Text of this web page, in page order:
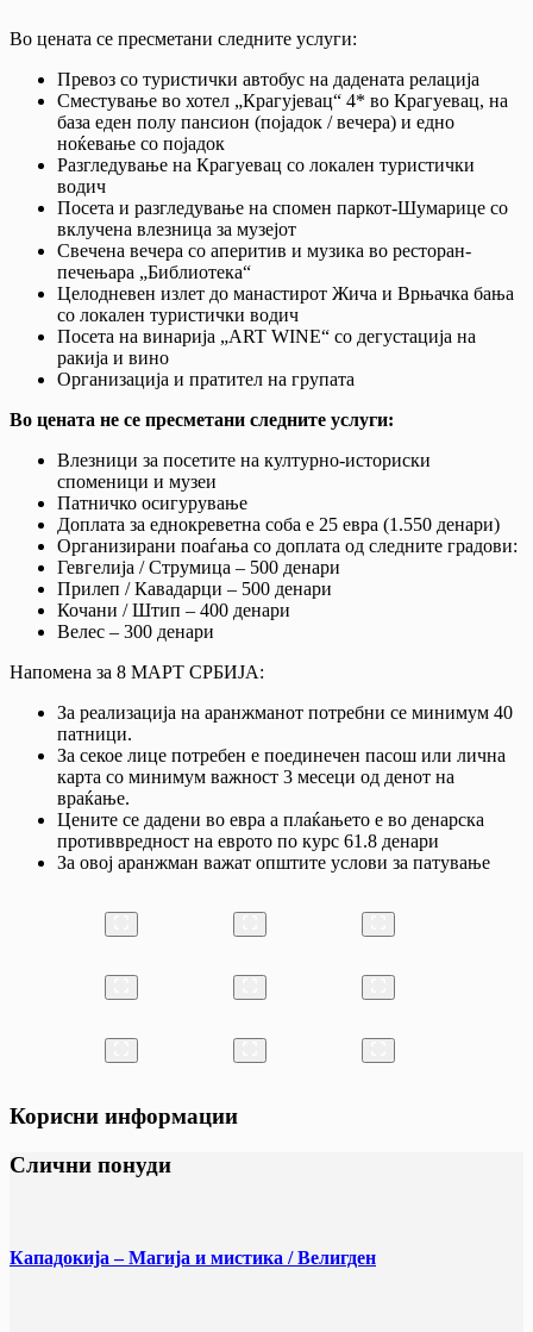
Во цената се пресметани следните услуги:
Превоз со туристички автобус на дадената релација
Сместување во хотел „Крагујевац“ 4* во Крагуевац, на
база еден полу пансион (појадок / вечера) и едно
ноќевање со појадок
Разгледување на Крагуевац со локален туристички
водич
Посета и разгледување на спомен паркот-Шумарице со
вклучена влезница за музејот
Свечена вечера со аперитив и музика во ресторан-
печењара „Библиотека“
Целодневен излет до манастирот Жича и Врњачка бања
со локален туристички водич
Посета на винарија „ART WINE“ со дегустација на
ракија и вино
Организација и пратител на групата
Во цената не се пресметани следните услуги:
Влезници за посетите на културно-историски
споменици и музеи
Патничко осигурување
Доплата за еднокреветна соба е 25 евра (1.550 денари)
Организирани поаѓања со доплата од следните градови:
Гевгелија / Струмица – 500 денари
Прилеп / Кавадарци – 500 денари
Кочани / Штип – 400 денари
Велес – 300 денари
Напомена за 8 МАРТ СРБИЈА:
За реализација на аранжманот потребни се минимум 40
патници.
За секое лице потребен е поединечен пасош или лична
карта со минимум важност 3 месеци од денот на
враќање.
Цените се дадени во евра а плаќањето е во денарска
противвредност на еврото по курс 61.8 денари
За овој аранжман важат општите услови за патување
Корисни информации
Слични понуди
Кападокија – Магија и мистика / Велигден